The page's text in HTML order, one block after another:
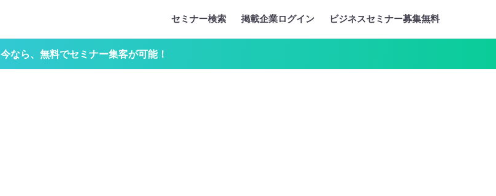
セミナー検索 掲載企業ログイン ビジネスセミナー募集無料
今なら、無料でセミナー集客が可能！